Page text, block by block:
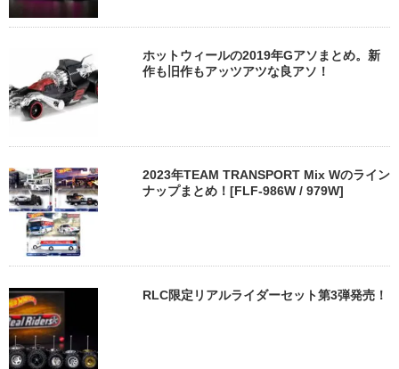
ホットウィールの2019年Gアソまとめ。新
作も旧作もアッツアツな良アソ！
2023年TEAM TRANSPORT Mix Wのライン
ナップまとめ！[FLF-986W / 979W]
RLC限定リアルライダーセット第3弾発売！